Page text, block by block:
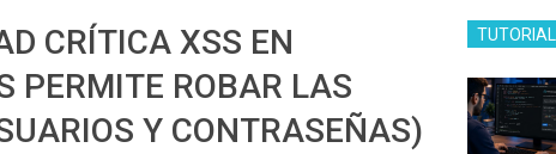
CRÍTICA XSS EN
PERMITE ROBAR LAS
Y CONTRASEÑAS)